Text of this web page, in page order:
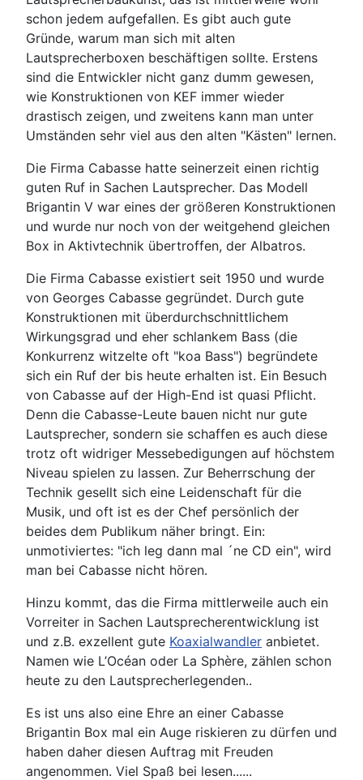
schon jedem aufgefallen. Es gibt auch gute
Gründe, warum man sich mit alten
Lautsprecherboxen beschäftigen sollte. Erstens
sind die Entwickler nicht ganz dumm gewesen,
wie Konstruktionen von KEF immer wieder
drastisch zeigen, und zweitens kann man unter
Umständen sehr viel aus den alten "Kästen" lernen.
Die Firma Cabasse hatte seinerzeit einen richtig
guten Ruf in Sachen Lautsprecher. Das Modell
Brigantin V war eines der größeren Konstruktionen
und wurde nur noch von der weitgehend gleichen
Box in Aktivtechnik übertroffen, der Albatros.
Die Firma Cabasse existiert seit 1950 und wurde
von Georges Cabasse gegründet. Durch gute
Konstruktionen mit überdurchschnittlichem
Wirkungsgrad und eher schlankem Bass (die
Konkurrenz witzelte oft "koa Bass") begründete
sich ein Ruf der bis heute erhalten ist. Ein Besuch
von Cabasse auf der High-End ist quasi Pflicht.
Denn die Cabasse-Leute bauen nicht nur gute
Lautsprecher, sondern sie schaffen es auch diese
trotz oft widriger Messebedigungen auf höchstem
Niveau spielen zu lassen. Zur Beherrschung der
Technik gesellt sich eine Leidenschaft für die
Musik, und oft ist es der Chef persönlich der
beides dem Publikum näher bringt. Ein:
unmotiviertes: "ich leg dann mal ´ne CD ein", wird
man bei Cabasse nicht hören.
Hinzu kommt, das die Firma mittlerweile auch ein
Vorreiter in Sachen Lautsprecherentwicklung ist
und z.B. exzellent gute Koaxialwandler anbietet.
Namen wie L’Océan oder La Sphère, zählen schon
heute zu den Lautsprecherlegenden..
Es ist uns also eine Ehre an einer Cabasse
Brigantin Box mal ein Auge riskieren zu dürfen und
haben daher diesen Auftrag mit Freuden
angenommen. Viel Spaß bei lesen......